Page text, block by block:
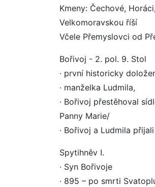
Kmeny: Čechové,
Velkomoravskou říší
Včele Přemyslovci od
Bořivoj - 2. pol. 9. Stol
· první historicky
· manželka Ludmila,
· Bořivoj přestěhoval
Panny Marie/
· Bořivoj a Ludmila
Spytihněv I.
· Syn Bořivoje
· 895 – po smrti